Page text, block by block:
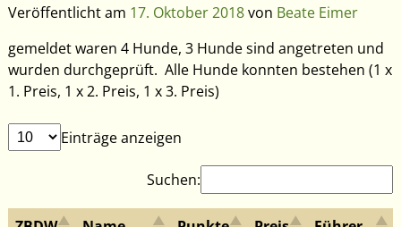
Veröffentlicht am 17. Oktober 2018von Beate Eimer
gemeldet waren 4 Hunde, 3 Hunde sind angetreten und
wurden durchgeprüft. Alle Hunde konnten bestehen (1 x
1. Preis, 1 x 2. Preis, 1 x 3. Preis)
Einträge anzeigen
Suchen: